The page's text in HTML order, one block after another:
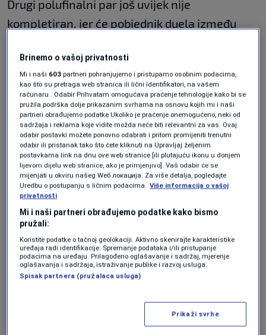
Drugi polufinalni par još uvijek nije
kompletiran, jer će pobjednik duela između
Laktaši imaju veliku prednost od2:0 iz prve
utakmice, aliRadnikće pred domaćom
publikom pokušati napraviti preokret i izboriti
plasman među četiri najbolje ekipe.
Termini polufinalnih
susreta
Prve utakmice polufinala Kupa BiH na
, dok će se revanš susreti
Brinemo o vašoj privatnosti
Mi i naši 603 partneri pohranjujemo i pristupamo osobnim podacima,
kao što su pretraga web stranica ili lični identifikatori, na vašem
računaru . Odabir Prihvatam omogućava praćenje tehnologije kako bi se
pružila podrška dolje prikazanim svrhama na osnovu kojih mi i naši
partneri obrađujemo podatke Ukoliko je praćenje onemogućeno, neki od
sadržaja i reklama koje vidite možda neće biti relevantni za vas. Ovaj
odabir postavki možete ponovno odabrati i pritom promijeniti trenutni
odabir ili pristanak tako što ćete kliknuti na Upravljaj željenim
postavkama link na dnu ove web stranice [ili plutajuću ikonu u donjem
lijevom dijelu web stranice, ako je primjenjivo]. Vaš odabir će se
mijenjati u okviru našeg Wеб локација. Za više detalja, pogledajte
Uredbu o postupanju s ličnim podacima. Više informacija o vašoj
privatnosti
Mi i naši partneri obrađujemo podatke kako bismo
pružali:
Koristite podatke o tačnoj geolokaciji. Aktivno skenirajte karakteristike
uređaja radi identifikacije. Spremanje podataka i/ili pristupanje
podacima na uređaju. Prilagođeno oglašavanje i sadržaj, mjerenje
oglašavanja i sadržaja, istraživanje publike i razvoj usluga.
Spisak partnera (pružalaca usluga)
Prikaži svrhe